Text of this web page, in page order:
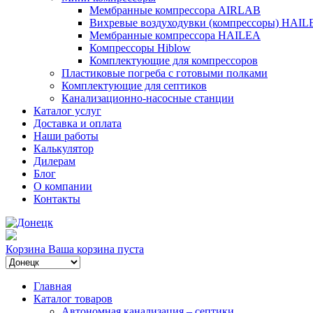
Мембранные компрессора AIRLAB
Вихревые воздуходувки (компрессоры)
Мембранные компрессора HAILEA
Компрессоры Hiblow
Комплектующие для компрессоров
Пластиковые погреба с готовыми полками
Комплектующие для септиков
Канализационно-насосные станции
Каталог услуг
Доставка и оплата
Наши работы
Калькулятор
Дилерам
Блог
О компании
Контакты
Корзина Ваша корзина пуста
Главная
Каталог товаров